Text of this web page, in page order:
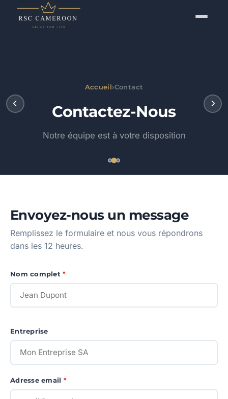
Accueil›Contact
Contactez-Nous
Notre équipe est à votre disposition
Envoyez-nous un message
Remplissez le formulaire et nous vous répondrons
dans les 12 heures.
Nom complet *
Entreprise
Adresse email *